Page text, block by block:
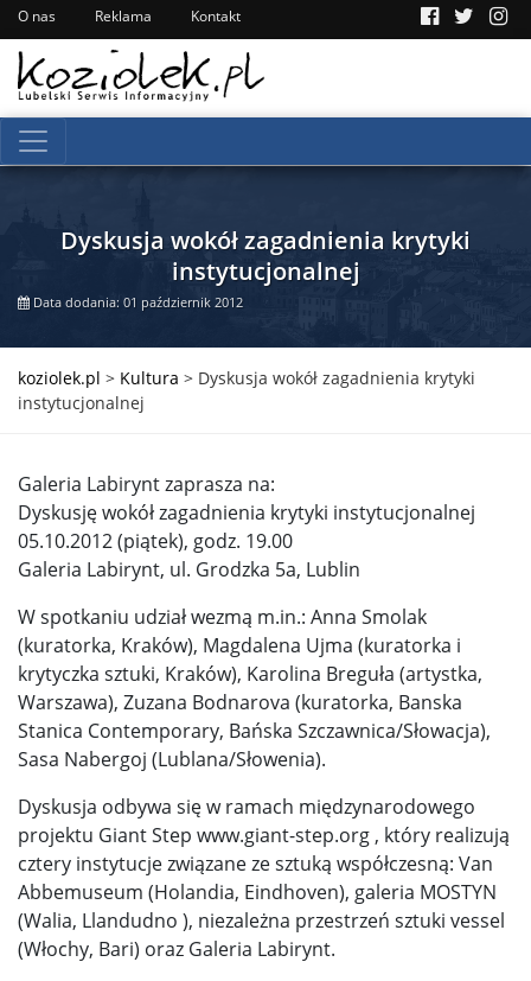
O nas Reklama Kontakt
Dyskusja wokół zagadnienia krytyki
instytucjonalnej
Data dodania: 01 październik 2012
koziolek.pl > Kultura > Dyskusja wokół zagadnienia krytyki
instytucjonalnej
Galeria Labirynt zaprasza na:
Dyskusję wokół zagadnienia krytyki instytucjonalnej
05.10.2012 (piątek), godz. 19.00
Galeria Labirynt, ul. Grodzka 5a, Lublin
W spotkaniu udział wezmą m.in.: Anna Smolak
(kuratorka, Kraków), Magdalena Ujma (kuratorka i
krytyczka sztuki, Kraków), Karolina Breguła (artystka,
Warszawa), Zuzana Bodnarova (kuratorka, Banska
Stanica Contemporary, Bańska Szczawnica/Słowacja),
Sasa Nabergoj (Lublana/Słowenia).
Dyskusja odbywa się w ramach międzynarodowego
projektu Giant Step www.giant-step.org , który realizują
cztery instytucje związane ze sztuką współczesną: Van
Abbemuseum (Holandia, Eindhoven), galeria MOSTYN
(Walia, Llandudno ), niezależna przestrzeń sztuki vessel
(Włochy, Bari) oraz Galeria Labirynt.